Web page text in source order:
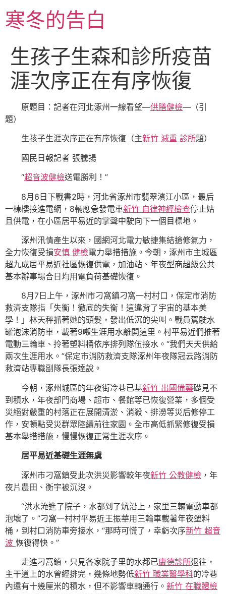
至
主寒冬的告白
生孩子生森和診所疫苗
涯次序正在有序恢復
原題目：記者在河北涿州一線看望—供膳健檢—（引
題）
生孩子生涯次序正在有序恢復（主新竹 減重 診所題）
國民日報記者 張騰揚
“超音波健檢送電勝利！”
8月6日下戰書2時，河北省涿州市翡翠濱江小區，最后
一棟樓接進電網，8輛應急發電車新竹 自律神經檢查停止姑
且供電，在小區居平易近的掌聲中駛向下一個目標地。
涿州汛情產生以來，國網河北電力敏捷集結搶修氣力，
全力恢復受損安慎 健檢電力舉措措施。今朝，涿州市主城區
超九成居平易近社區恢復供電，加油站、年夜型商超級公共
基本辦事場合日均用電負荷基礎恢復。
8月7日上午，涿州市刁窩鎮刁窩一村村口，保定市消防
救濟支隊指「失衡！徹底的失衡！這違背了宇宙的基本美
學！」林天秤抓著她的頭髮，發出低沉的尖叫。戰員駕駛水
罐泡沫消防車，載著9噸生涯用水離開這里。村平易近們推著
電動三輪車、拎著塑料桶依序排列隊伍接水。“我們天天供給
兩次生涯用水。”保定市消防救濟支隊涿州年夜隊冠云路消防
救濟站專職副隊長張達說。
今朝，涿州城區的年夜街冷巷已基新竹 出國備藥礎見不
到積水，年夜部門商場、超市、餐館等已恢復營業，多個受
災絕對嚴重的村落正在展開清淤、消殺、排澇等災后修停工
作，安頓點受災群眾陸續前往家園。全市高低抓緊修復受損
基本舉措措施，慢慢恢復正常生涯次序。
居平易近基礎生涯無虞
涿州市刁窩鎮受此次洪災影響較年夜新竹 公教健檢 ，年
夜片農田、衡宇被沉沒。
“洪水淹進了院子，水都到了炕沿上，家里三輛電動車都
泡壞了。”刁窩一村村平易近王振華用三輪車載著年夜塑料
桶，到村口消防車旁接水，“那時可慌了，幸虧次序新竹 超音
波 恢復得快。”
走進刁窩鎮，只見各家院子里的水都已康德診所退往，
主干道上的水曾經排完，幾條地勢低新竹 職業醫學科的冷巷
內還有十幾厘米的積水，但不影響車輛通行。 新竹 在職體檢